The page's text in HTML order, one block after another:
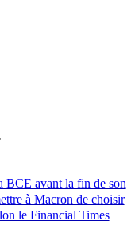
BCE avant la fin de son
à Macron de choisir
le Financial Times